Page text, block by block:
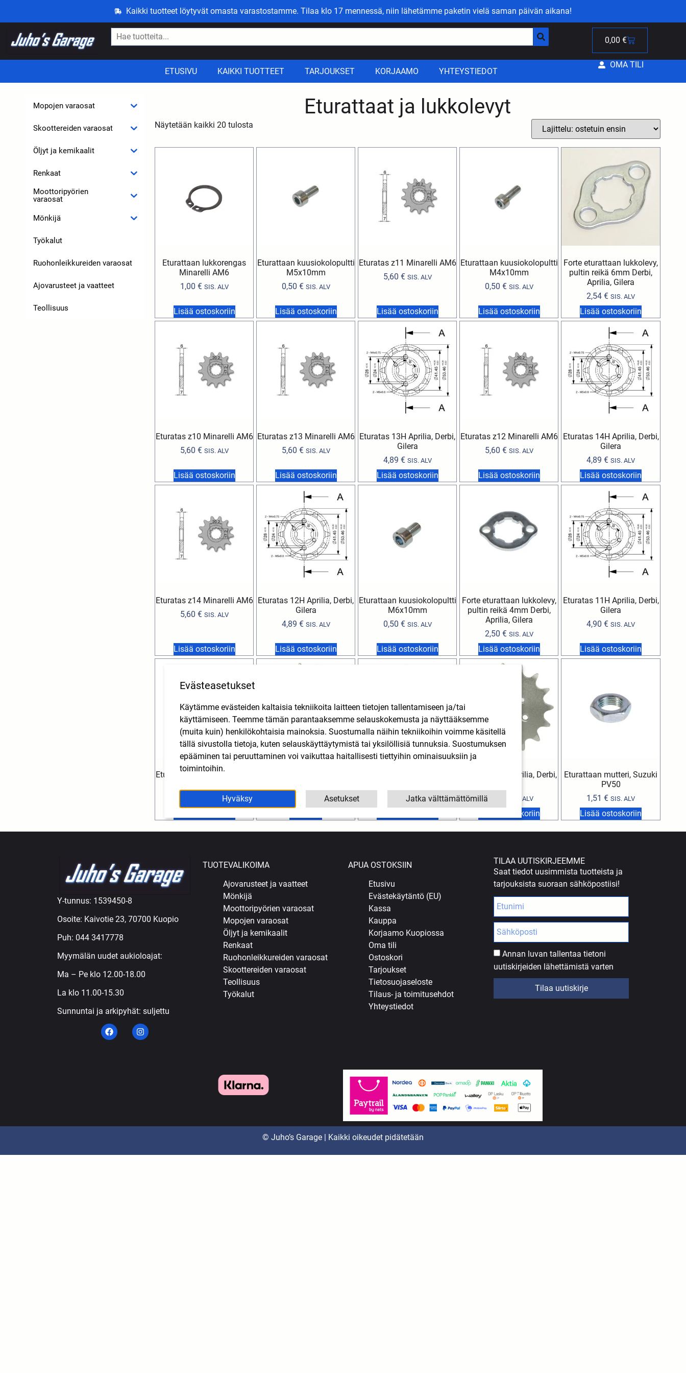
Kaikki tuotteet löytyvät omasta varastostamme. Tilaa klo 17 mennessä, niin lähetämme paketin vielä saman päivän aikana!
0,00 €
ETUSIVU KAIKKI TUOTTEET TARJOUKSET KORJAAMO YHTEYSTIEDOT
OMA TILI
Mopojen varaosat
Skoottereiden varaosat
Öljyt ja kemikaalit
Renkaat
Moottoripyörien
varaosat
Mönkijä
Työkalut
Ruohonleikkureiden varaosat
Ajovarusteet ja vaatteet
Teollisuus
Eturattaat ja lukkolevyt
Näytetään kaikki 20 tulosta
Eturattaan lukkorengas
Minarelli AM6
1,00 € SIS. ALV
Lisää ostoskoriin
Eturattaan kuusiokolopultti
M5x10mm
0,50 € SIS. ALV
Lisää ostoskoriin
Eturatas z11 Minarelli AM6
5,60 € SIS. ALV
Lisää ostoskoriin
Eturattaan kuusiokolopultti
M4x10mm
0,50 € SIS. ALV
Lisää ostoskoriin
Forte eturattaan lukkolevy,
pultin reikä 6mm Derbi,
Aprilia, Gilera
2,54€ SIS. ALV
Lisää ostoskoriin
Eturatas z10 Minarelli AM6
5,60 € SIS. ALV
Lisää ostoskoriin
Eturatas z13 Minarelli AM6
5,60 € SIS. ALV
Lisää ostoskoriin
Eturatas 13H Aprilia, Derbi,
Gilera
4,89 € SIS. ALV
Lisää ostoskoriin
Eturatas z12 Minarelli AM6
5,60 € SIS. ALV
Lisää ostoskoriin
Eturatas 14H Aprilia, Derbi,
Gilera
4,89€ SIS. ALV
Lisää ostoskoriin
Eturatas z14 Minarelli AM6
5,60 € SIS. ALV
Lisää ostoskoriin
Eturatas 12H Aprilia, Derbi,
Gilera
4,89 € SIS. ALV
Lisää ostoskoriin
Eturattaan kuusiokolopultti
M6x10mm
0,50 € SIS. ALV
Lisää ostoskoriin
Forte eturattaan lukkolevy,
pultin reikä 4mm Derbi,
Aprilia, Gilera
2,50 € SIS. ALV
Lisää ostoskoriin
Eturatas 11H Aprilia, Derbi,
Gilera
4,90€ SIS. ALV
Lisää ostoskoriin
Eturatas z15 Minarelli AM6
5,60€ SIS. ALV
SIS. ALV SIS. ALV
Eturatas 15H Aprilia, Derbi,
4,89
SIS. ALV
Lisää ostoskoriin
Eturattaan mutteri, Suzuki
PV50
1,51€ SIS. ALV
Lisää ostoskoriin
Y-tunnus: 1539450-8
Osoite: Kaivotie 23, 70700 Kuopio
Puh: 044 3417778
Myymälän uudet aukioloajat:
Ma – Pe klo 12.00-18.00
La klo 11.00-15.30
Sunnuntai ja arkipyhät: suljettu
TUOTEVALIKOIMA
Ajovarusteet ja vaatteet
Mönkijä
Moottoripyörien varaosat
Mopojen varaosat
Öljyt ja kemikaalit
Renkaat
Ruohonleikkureiden varaosat
Skoottereiden varaosat
Teollisuus
Työkalut
APUA OSTOKSIIN
Etusivu
Evästekäytäntö (EU)
Kassa
Kauppa
Korjaamo Kuopiossa
Oma tili
Ostoskori
Tarjoukset
Tietosuojaseloste
Tilaus- ja toimitusehdot
Yhteystiedot
TILAA UUTISKIRJEEMME
Saat tiedot uusimmista tuotteista ja
tarjouksista suoraan sähköpostiisi!
Annan luvan tallentaa tietoni
uutiskirjeiden lähettämistä varten
Tilaa uutiskirje
© Juho’s Garage | Kaikki oikeudet pidätetään
Evästeasetukset
Käytämme evästeiden kaltaisia tekniikoita laitteen tietojen tallentamiseen ja/tai
käyttämiseen. Teemme tämän parantaaksemme selauskokemusta ja näyttääksemme
(muita kuin) henkilökohtaisia mainoksia. Suostumalla näihin tekniikoihin voimme käsitellä
tällä sivustolla tietoja, kuten selauskäyttäytymistä tai yksilöllisiä tunnuksia. Suostumuksen
epääminen tai peruuttaminen voi vaikuttaa haitallisesti tiettyihin ominaisuuksiin ja
toimintoihin.
Hyväksy Asetukset Jatka välttämättömillä